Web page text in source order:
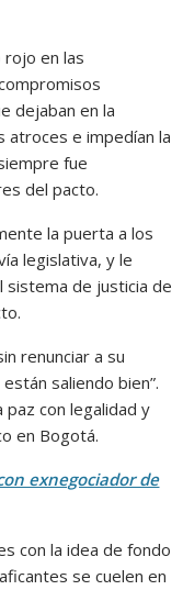
rojo en las
dejaban en la
atroces e impedían la
fue
del pacto.
la puerta a los
legislativa, y le
sistema de justicia de
renunciar a su
saliendo bien”.
con legalidad y
en Bogotá.
exnegociador de
con la idea de fondo
se cuelen en